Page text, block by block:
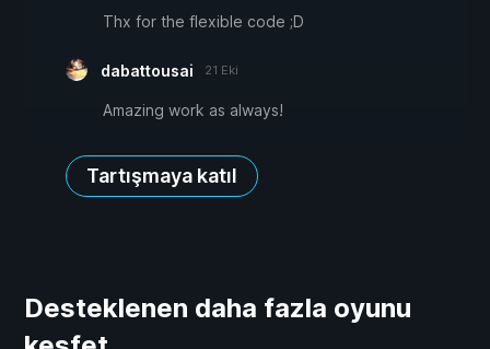
Thx for the flexible code ;D
dabattousai 21 Eki
Amazing work as always!
Tartışmaya katıl
Desteklenen daha fazla oyunu